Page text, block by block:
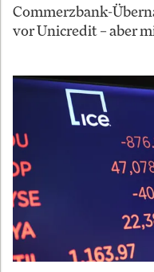
Commerzbank-
vor Unicredit – aber